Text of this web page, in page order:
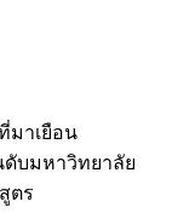
าเยือน
ดับมหาวิทยาลัย
ตร